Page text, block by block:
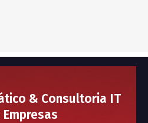
& Consultoria IT